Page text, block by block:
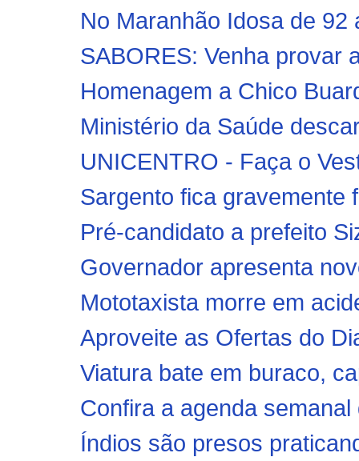
No Maranhão Idosa de
SABORES: Venha provar
Homenagem a Chico
Ministério da Saúde
UNICENTRO - Faça o
Sargento fica gravemente
Pré-candidato a prefeito
Governador apresenta
Mototaxista morre em
Aproveite as Ofertas do
Viatura bate em buraco,
Confira a agenda
Índios são presos